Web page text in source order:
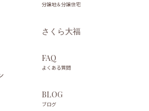
分譲地＆分譲住宅
さくら大福
FAQ
よくある質問
BLOG
ブログ